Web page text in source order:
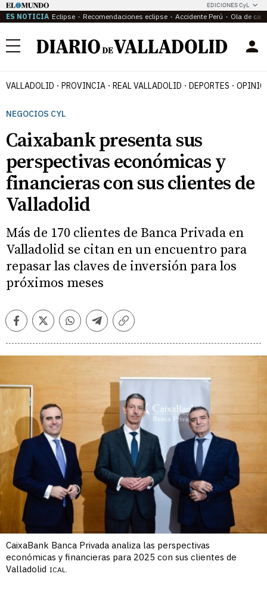
EDICIONES CyL
ES NOTICIA Eclipse Recomendaciones eclipse Accidente Perú Ola de
Menú
VALLADOLID PROVINCIA REAL VALLADOLID DEPORTES
NEGOCIOS CYL
Caixabank presenta sus
perspectivas económicas y
financieras con sus clientes de
Valladolid
Más de 170 clientes de Banca Privada en
Valladolid se citan en un encuentro para
repasar las claves de inversión para los
próximos meses
FacebookTwitterWhatsappTelegramCopiar
CaixaBank Banca Privada analiza las perspectivas
económicas y financieras para 2025 con sus clientes de
Valladolid ICAL.